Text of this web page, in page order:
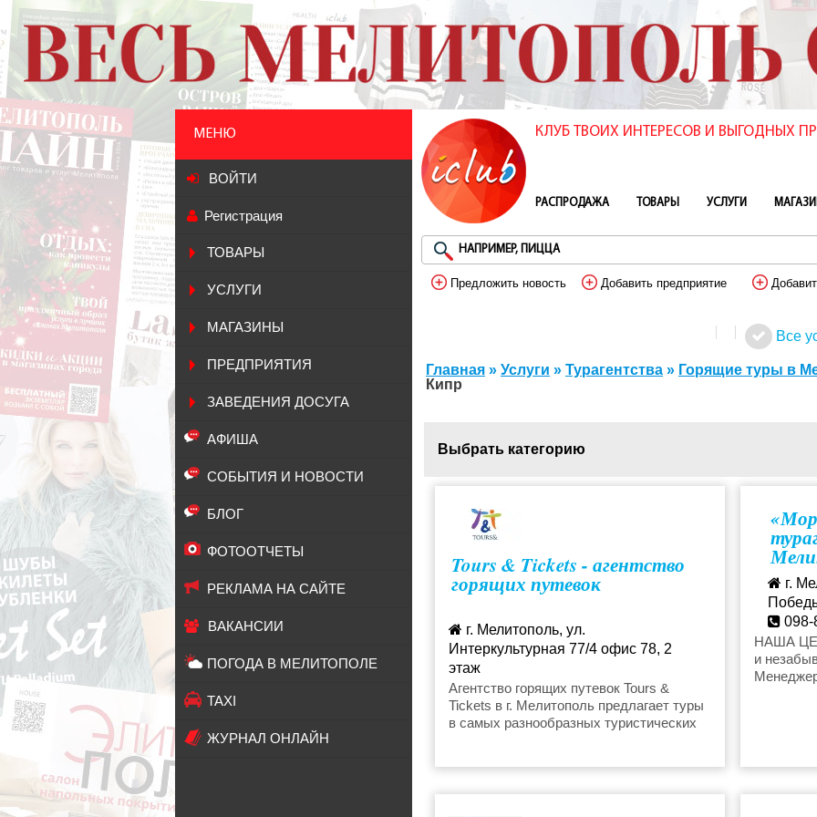
МЕНЮ
ВОЙТИ
Регистрация
ТОВАРЫ
УСЛУГИ
МАГАЗИНЫ
ПРЕДПРИЯТИЯ
ЗАВЕДЕНИЯ ДОСУГА
АФИША
СОБЫТИЯ И НОВОСТИ
БЛОГ
ФОТООТЧЕТЫ
РЕКЛАМА НА САЙТЕ
ВАКАНСИИ
ПОГОДА В МЕЛИТОПОЛЕ
TAXI
ЖУРНАЛ ОНЛАЙН
КЛУБ ТВОИХ ИНТЕРЕСОВ И ВЫГОДНЫХ
РАСПРОДАЖА ТОВАРЫ УСЛУГИ
Предложить новость Добавить предприятие
Все
Главная » Услуги » Турагентства » Горящие туры в
Кипр
Выбрать категорию
Горящие туры на Новый год
Горящие туры на Кубу Горящие
Горящие
Горящие туры в Черногорию Горящие
Горящие туры в Тунис
Tours & Tickets - агентство
горящих путевок
г. Мелитополь, ул.
Интеркультурная 77/4 офис 78, 2
этаж
+38 068 068 57 57
mel.tat.ua@gmail.com
Агентство горящих путевок Tours &
Tickets в г. Мелитополь предлагает туры
в самых разнообразных туристических
г.
098-
НАША
и
отдых